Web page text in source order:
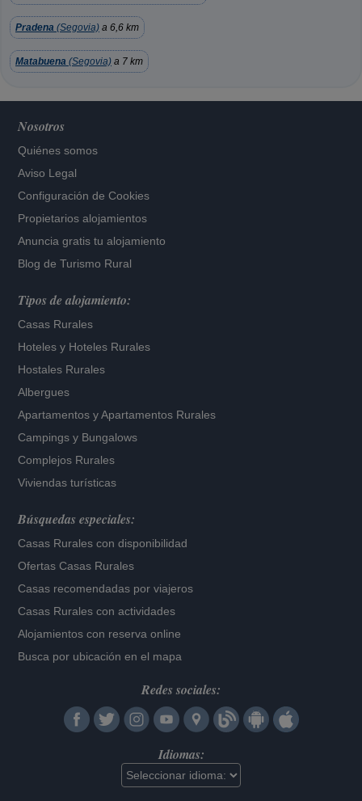
Pradena (Segovia) a 6,6 km
Matabuena (Segovia) a 7 km
Nosotros
Quiénes somos
Aviso Legal
Configuración de Cookies
Propietarios alojamientos
Anuncia gratis tu alojamiento
Blog de Turismo Rural
Tipos de alojamiento:
Casas Rurales
Hoteles y Hoteles Rurales
Hostales Rurales
Albergues
Apartamentos yApartamentos Rurales
Campings y Bungalows
Complejos Rurales
Viviendas turísticas
Búsquedas especiales:
Casas Rurales con disponibilidad
Ofertas Casas Rurales
Casas recomendadas por viajeros
Casas Rurales con actividades
Alojamientos con reserva online
Busca por ubicación en el mapa
Redes sociales:
Idiomas: